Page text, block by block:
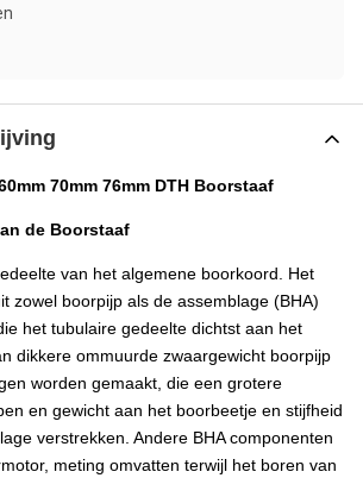
70mm 76mm DTH Boorstaaf
de Boorstaaf
van het algemene boorkoord. Het
zowel boorpijp als de assemblage (BHA)
het tubulaire gedeelte dichtst aan het
dikkere ommuurde zwaargewicht boorpijp
worden gemaakt, die een grotere
en gewicht aan het boorbeetje en stijfheid
verstrekken. Andere BHA componenten
meting omvatten terwijl het boren van